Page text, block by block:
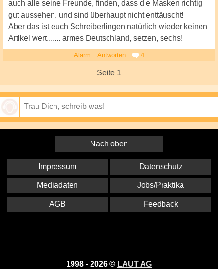
auch alle seine Freunde, finden, dass die Masken richtig
gut aussehen, und sind überhaupt nicht enttäuscht!
Aber das ist euch Schreiberlingen natürlich wieder keinen
Artikel wert....... armes Deutschland, setzen, sechs!
Alarm Antworten 4
Seite 1
Nach oben
1998 - 2026 © LAUT AG
Impressum Datenschutz
Mediadaten Jobs/Praktika
AGB Feedback